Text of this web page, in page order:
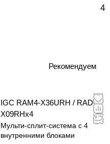
4
Рекомендуем
IGC RAM4-X36URH / RAD-
X09RHx4
Мульти-сплит-система с 4
внутренними блоками